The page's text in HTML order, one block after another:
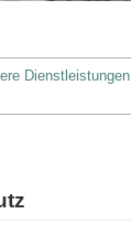
Dienstleistungen